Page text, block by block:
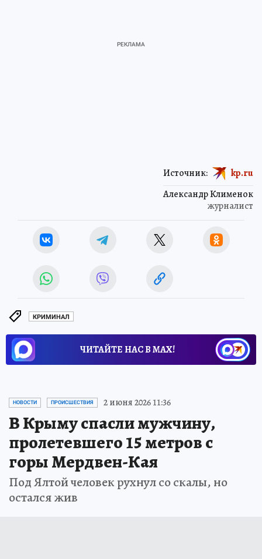
Александр Клименок
журналист
Источник: kp.ru
КРИМИНАЛ
ЧИТАЙТЕ НАС В МАХ!
НОВОСТИ ПРОИСШЕСТВИЯ 2 июня 2026 11:36
В Крыму спасли мужчину,
пролетевшего 15 метров с
горы Мердвен-Кая
Под Ялтой человек рухнул со скалы, но
остался жив